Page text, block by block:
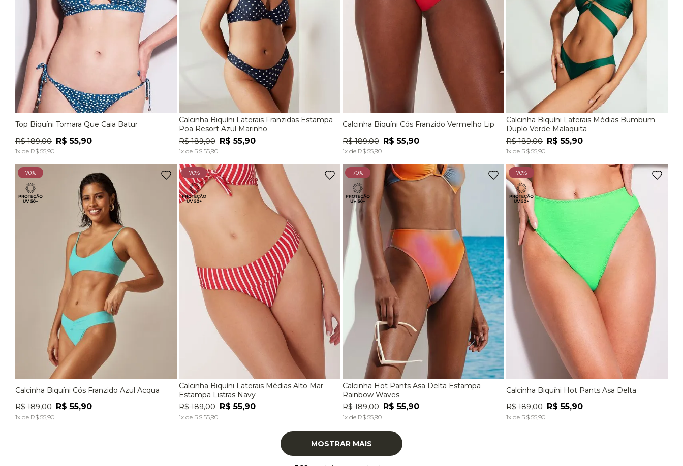
M
P
ADICIONAR À SACOLA
Top Biquíni Tomara Que Caia Batur
R$ 189,00 R$ 55,90
1x de R$ 55,90
P M
ADICIONAR À SACOLA
Calcinha Biquíni Laterais Franzidas Estampa
Poa Resort Azul Marinho
R$ 189,00 R$ 55,90
1x de R$ 55,90
G
M
P EG
ADICIONAR À SACOLA
Calcinha Biquíni Cós Franzido Vermelho Lip
R$ 189,00 R$ 55,90
1x de R$ 55,90
M
P
ADICIONAR À SACOLA
Calcinha Biquíni Laterais Médias Bumbum
Duplo Verde Malaquita
R$ 189,00 R$ 55,90
1x de R$ 55,90
70%
P M G
ADICIONAR À SACOLA
Calcinha Biquíni Cós Franzido Azul Acqua
R$ 189,00 R$ 55,90
1x de R$ 55,90
70%
P M
ADICIONAR À SACOLA
Calcinha Biquíni Laterais Médias Alto Mar
Estampa Listras Navy
R$ 189,00 R$ 55,90
1x de R$ 55,90
70%
P
ADICIONAR À SACOLA
Calcinha Hot Pants Asa Delta Estampa
Rainbow Waves
R$ 189,00 R$ 55,90
1x de R$ 55,90
70%
P M G
ADICIONAR À SACOLA
Calcinha Biquíni Hot Pants Asa Delta
R$ 189,00 R$ 55,90
1x de R$ 55,90
MOSTRAR MAIS